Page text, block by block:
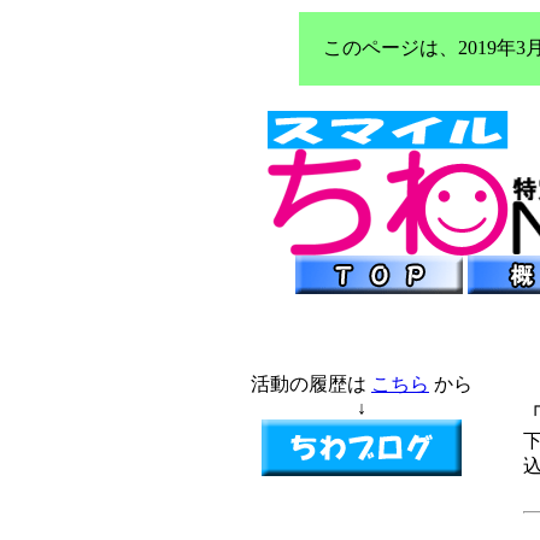
このページは、2019年3
活動の履歴は こちら から
↓